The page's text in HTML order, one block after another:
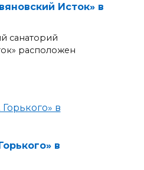
Исток» в
санаторий
расположен
в